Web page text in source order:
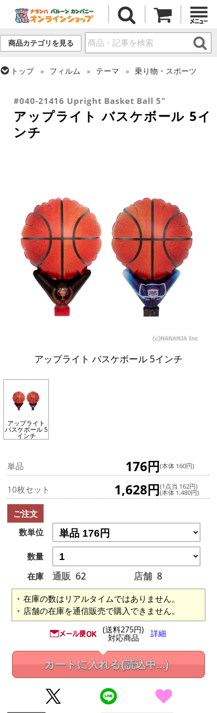
商品カテゴリを見る
トップ フィルム テーマ
乗り物・スポーツ
#040-21416 Upright Basket Ball 5"
アップライト バスケボール 5イ
ンチ
アップライト バスケボール 5インチ
アップライト
バスケボール 5
インチ
単品 176円(本体 160円)
10枚セット 1,628円(1点当 162円)
(本体 1,480円)
ご注文
数単位
数量
在庫
通販 62 店舗 8
在庫の数はリアルタイムではありません。
店舗の在庫を通信販売で購入できません。
(送料275円)
対応商品 詳細
カートに入れる(読込中...)